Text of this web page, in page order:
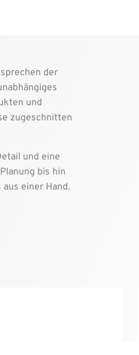
der
und
zugeschnitten
und eine
bis hin
einer Hand.